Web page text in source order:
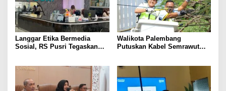
Langgar Etika Bermedia
Sosial, RS Pusri Tegaskan
Walikota Palembang
Putuskan Kabel Semrawut